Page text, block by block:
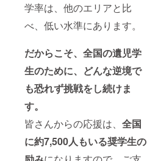
学率は、他のエリアと比
べ、低い水準にあります。
だからこそ、全国の遺児学
生のために、どんな逆境で
も恐れず挑戦をし続けま
す。
皆さんからの応援は、 全国
に約7,500人もいる奨学生の